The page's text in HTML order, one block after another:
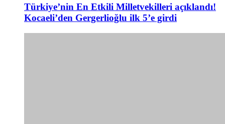
Türkiye’nin En Etkili Milletvekilleri açıklandı!
Kocaeli’den Gergerlioğlu ilk 5’e girdi